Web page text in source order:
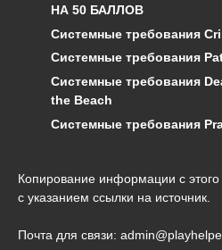
НА 50 БАЛЛОВ
Системные требования
Системные требования
Системные требования
the Beach
Системные требования
Копирование информации с этого
с указанием ссылки на источник.
Почта для связи: